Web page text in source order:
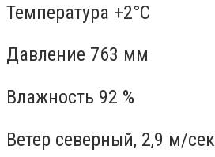
Температура +2°C
Давление 763 мм
Влажность 92 %
Ветер северный, 2,9 м/сек